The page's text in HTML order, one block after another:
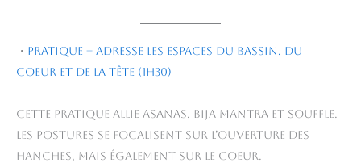
・ Pratique – adresse les espaces du bassin, du
coeur et de la tête (1h30)
Cette pratique allie asanas, bija mantra et souffle.
Les postures se focalisent sur l’ouverture des
hanches, mais également sur le coeur.